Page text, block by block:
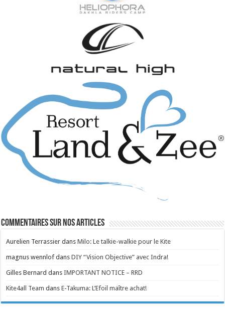
Commentaires sur nos articles
Aurelien Terrassier dansMilo: Le talkie-walkie pour le Kite
magnus wennlof dansDIY “Vision Objective” avec Indra!
Gilles Bernard dansIMPORTANT NOTICE – RRD
Kite4all Team dansE-Takuma: L’Efoil maître achat!